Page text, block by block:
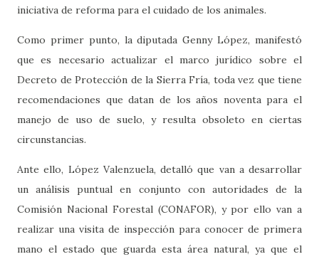
iniciativa de reforma para el cuidado de los animales.
Como primer punto, la diputada Genny López, manifestó
que es necesario actualizar el marco jurídico sobre el
Decreto de Protección de la Sierra Fría, toda vez que tiene
recomendaciones que datan de los años noventa para el
manejo de uso de suelo, y resulta obsoleto en ciertas
circunstancias.
Ante ello, López Valenzuela, detalló que van a desarrollar
un análisis puntual en conjunto con autoridades de la
Comisión Nacional Forestal (CONAFOR), y por ello van a
realizar una visita de inspección para conocer de primera
mano el estado que guarda esta área natural, ya que el